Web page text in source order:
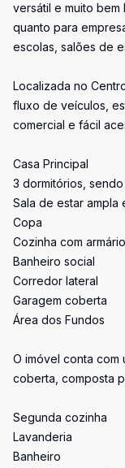
versátil e muito bem
quanto para
escolas, salões de
Localizada no
fluxo de veículos,
comercial e fácil
Casa Principal
3 dormitórios, sendo
Sala de estar ampla
Copa
Cozinha com
Banheiro social
Corredor lateral
Garagem coberta
Área dos Fundos
O imóvel conta com
coberta, composta
Segunda cozinha
Lavanderia
Banheiro